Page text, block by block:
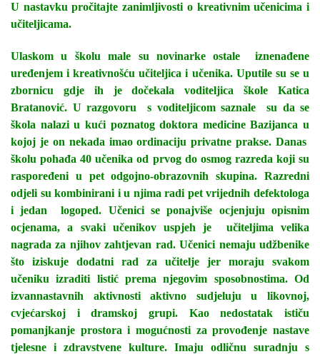
U nastavku pročitajte zanimljivosti o kreativnim učenicima i
učiteljicama.
Ulaskom u školu male su novinarke ostale iznenađene
uređenjem i kreativnošću učiteljica i učenika. Uputile su se u
zbornicu gdje ih je dočekala voditeljica škole Katica
Bratanović. U razgovoru s voditeljicom saznale su da se
škola nalazi u kući poznatog doktora medicine Bazijanca u
kojoj je on nekada imao ordinaciju privatne prakse. Danas
školu pohađa 40 učenika od prvog do osmog razreda koji su
raspoređeni u pet odgojno-obrazovnih skupina. Razredni
odjeli su kombinirani i u njima radi pet vrijednih defektologa
i jedan logoped. Učenici se ponajviše ocjenjuju opisnim
ocjenama, a svaki učenikov uspjeh je učiteljima velika
nagrada za njihov zahtjevan rad. Učenici nemaju udžbenike
što iziskuje dodatni rad za učitelje jer moraju svakom
učeniku izraditi listić prema njegovim sposobnostima. Od
izvannastavnih aktivnosti aktivno sudjeluju u likovnoj,
cvjećarskoj i dramskoj grupi. Kao nedostatak ističu
pomanjkanje prostora i mogućnosti za provođenje nastave
tjelesne i zdravstvene kulture. Imaju odličnu suradnju s